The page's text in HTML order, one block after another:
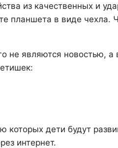
из качественных и
планшета в виде
являются новостью, а
дети будут
интернет.